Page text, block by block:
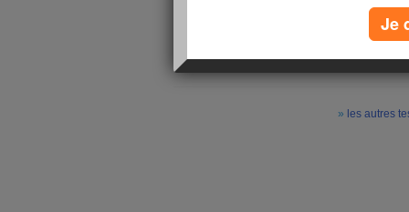
morale de vie vous empêche
» les autres
Je